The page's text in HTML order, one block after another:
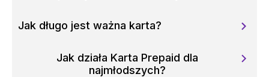
Jak długo jest ważna karta?
Jak działa Karta Prepaid dla
najmłodszych?